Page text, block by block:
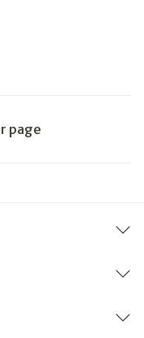
page